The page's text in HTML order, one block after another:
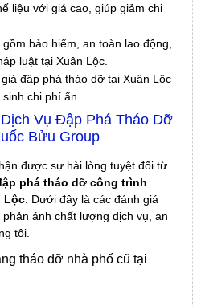
liệu với giá cao, giúp giảm chi
bảo hiểm, an toàn lao động,
luật tại Xuân Lộc.
đập phá tháo dỡ tại Xuân Lộc
chi phí ẩn.
Vụ Đập Phá Tháo Dỡ
Bửu Group
được sự hài lòng tuyệt đối từ
phá tháo dỡ công trình
Lộc . Dưới đây là các đánh giá
ánh chất lượng dịch vụ, an
tôi.
tháo dỡ nhà phố cũ tại